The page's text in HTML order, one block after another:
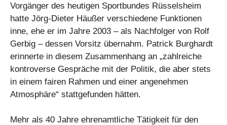
Vorgänger des heutigen Sportbundes Rüsselsheim
hatte Jörg-Dieter Häußer verschiedene Funktionen
inne, ehe er im Jahre 2003 – als Nachfolger von Rolf
Gerbig – dessen Vorsitz übernahm. Patrick Burghardt
erinnerte in diesem Zusammenhang an „zahlreiche
kontroverse Gespräche mit der Politik, die aber stets
in einem fairen Rahmen und einer angenehmen
Atmosphäre“ stattgefunden hätten.
Mehr als 40 Jahre ehrenamtliche Tätigkeit für den